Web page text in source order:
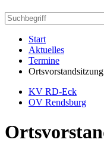
Start
Aktuelles
Termine
Ortsvorstandsitzung
KV RD-Eck
OV Rendsburg